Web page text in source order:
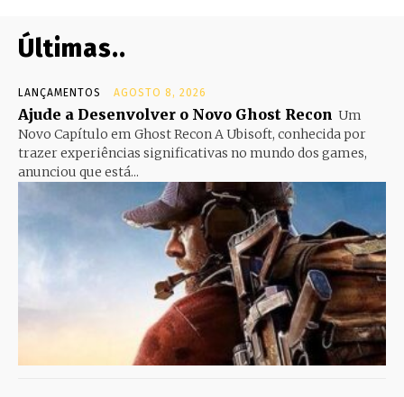
Últimas..
LANÇAMENTOS AGOSTO 8, 2026
Ajude a Desenvolver o Novo Ghost Recon Um
Novo Capítulo em Ghost Recon A Ubisoft, conhecida por
trazer experiências significativas no mundo dos games,
anunciou que está...